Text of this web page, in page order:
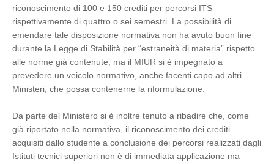
riconoscimento di 100 e 150 crediti per percorsi ITS
rispettivamente di quattro o sei semestri. La possibilità di
emendare tale disposizione normativa non ha avuto buon fine
durante la Legge di Stabilità per “estraneità di materia” rispetto
alle norme già contenute, ma il MIUR si è impegnato a
prevedere un veicolo normativo, anche facenti capo ad altri
Ministeri, che possa contenerne la riformulazione.
Da parte del Ministero si è inoltre tenuto a ribadire che, come
già riportato nella normativa, il riconoscimento dei crediti
acquisiti dallo studente a conclusione dei percorsi realizzati dagli
Istituti tecnici superiori non è di immediata applicazione ma